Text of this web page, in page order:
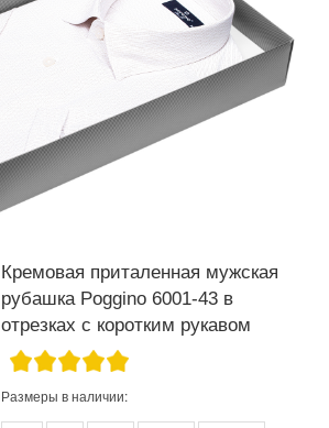
Кремовая приталенная мужская
рубашка Poggino 6001-43 в
отрезках с коротким рукавом
Размеры в наличии: